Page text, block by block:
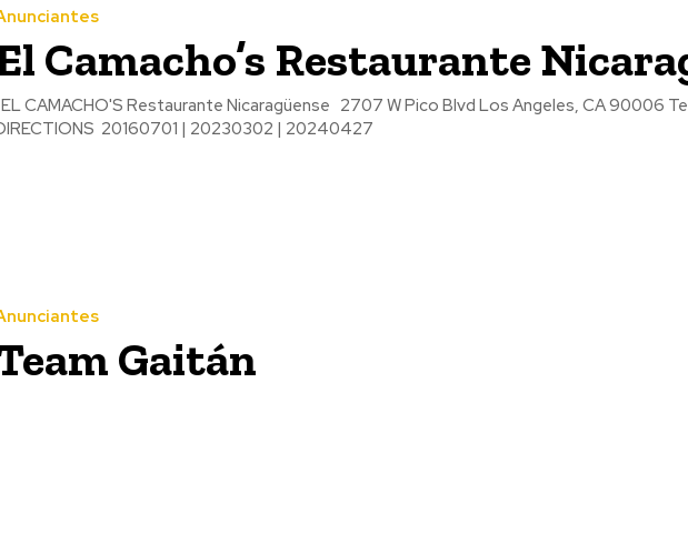
Camacho’s Restaurante
CAMACHO'S Restaurante Nicaragüense 2707 W Pico Blvd Los Angeles, CA 90006 Tel: (323) 735-6276 MAP &
DIRECTIONS 20160701 | 20230302 | 20240427
Gaitán